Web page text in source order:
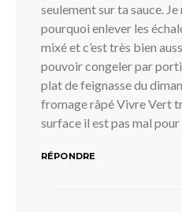
seulement sur ta sauce.
pourquoi enlever les
mixé et c’est très bien
pouvoir congeler par
plat de feignasse du
fromage râpé Vivre Vert
surface il est pas mal
RÉPONDRE